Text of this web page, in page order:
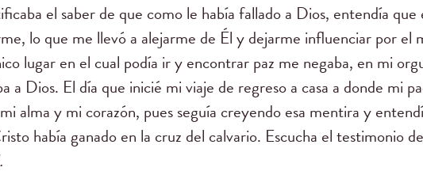
el saber de que como le había fallado a Dios, entendía que
lo que me llevó a alejarme de Él y dejarme influenciar por el
lugar en el cual podía ir y encontrar paz me negaba, en mi
a Dios. El día que inicié mi viaje de regreso a casa a donde mi
alma y mi corazón, pues seguía creyendo esa mentira y
había ganado en la cruz del calvario. Escucha el testimonio